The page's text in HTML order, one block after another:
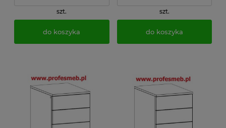
szt.
do koszyka
szt.
do koszyka